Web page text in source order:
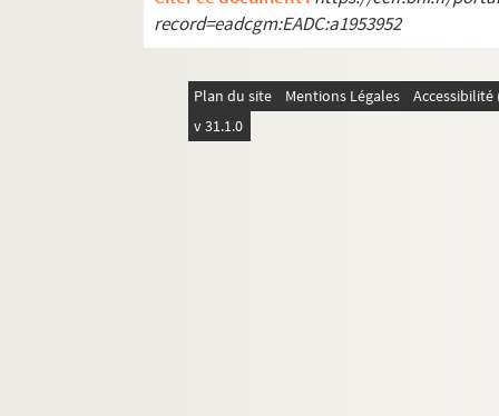
record=eadcgm:EADC:a1953952
Plan du site Mentions Légales
v 31.1.0